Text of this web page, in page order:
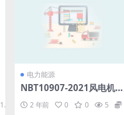
1.98
电力能源
NBT10907-2021风电机
计规范(6.79MB)pdf
2 年前 0 0 5